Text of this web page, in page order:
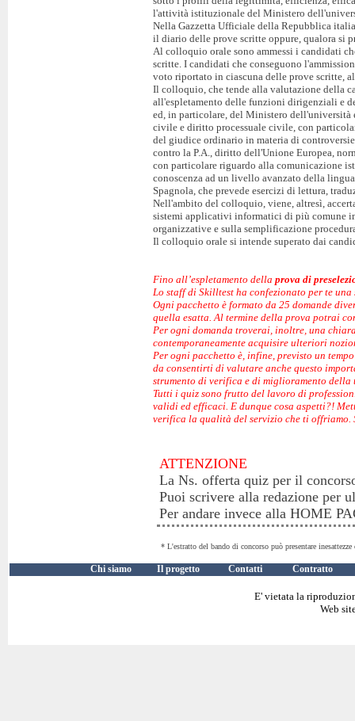
l'attività istituzionale del Ministero
Nella Gazzetta Ufficiale della Repubblica
il diario delle prove scritte oppure, qualora si
Al colloquio orale sono ammessi i candidati
scritte. I candidati che conseguono
voto riportato in ciascuna delle prove scritte,
Il colloquio, che tende alla valutazione della
all'espletamento delle funzioni dirigenziali e
ed, in particolare, del Ministero
civile e diritto processuale civile, con
del giudice ordinario in materia di
contro la P.A., diritto dell'Unione Europea,
con particolare riguardo alla comunicazione
conoscenza ad un livello avanzato della
Spagnola, che prevede esercizi di lettura,
Nell'ambito del colloquio, viene, altresì,
sistemi applicativi informatici di più comune
organizzative e sulla semplificazione
Il colloquio orale si intende superato dai
Fino all’espletamento della prova di
Lo staff di Skilltest ha confezionato per te
Ogni pacchetto è formato da 25 domande
quella esatta. Al termine della prova potrai
Per ogni domanda troverai, inoltre, una
contemporaneamente acquisire ulteriori
Per ogni pacchetto è, infine, previsto un
da consentirti di valutare anche questo
strumento di verifica e di miglioramento
Tutti i quiz sono frutto del lavoro di
validi ed efficaci. E dunque cosa aspetti?!
verifica la qualità del servizio che ti
ATTENZIONE
La Ns. offerta quiz per il
Puoi scrivere alla redazione per
Per andare invece alla HOME
* L'estratto del bando di concorso può presentare
Chi siamo Il progetto Contatti Contratto
E' vietata la
Web